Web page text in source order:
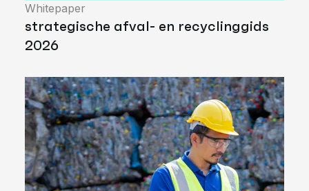
Whitepaper
strategische afval- en recyclinggids
2026